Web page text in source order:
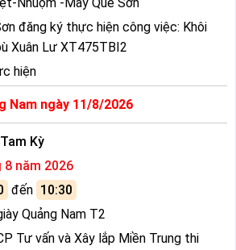
Nhuộm -May Quế Sơn
đăng ký thực hiện công việc: Khôi
Xuân Lư XT475TBI2
hiện
Nam ngày 11/8/2026
Kỳ
8 năm 2026
đến 10:30
Quảng Nam T2
Tư vấn và Xây lắp Miền Trung thi